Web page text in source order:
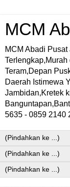
MCM
MCM Abadi
Teram,Depan
Daerah Istimewa
Jambidan,Kretek
5635 - 0859 2140